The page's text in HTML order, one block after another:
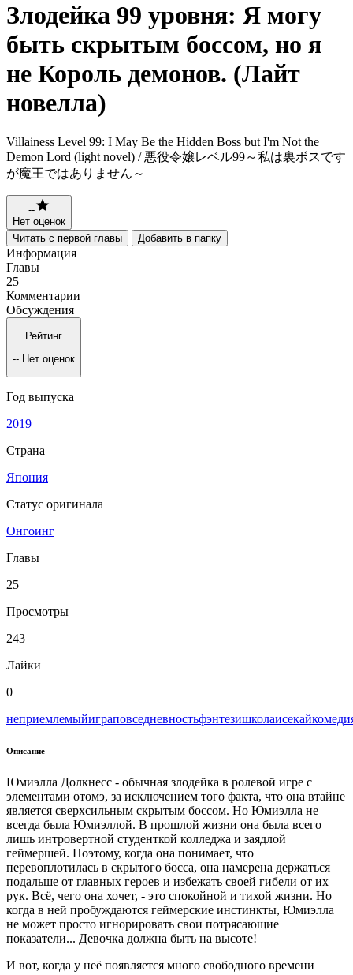
Злодейка 99 уровня: Я могу
быть скрытым боссом, но я
не Король демонов. (Лайт
новелла)
Villainess Level 99: I May Be the Hidden Boss but I'm Not the
Demon Lord (light novel) / 悪役令嬢レベル99～私は裏ボスです
が魔王ではありません～
--
Нет оценок
Читать с первой главы
Добавить в папку
Информация
Главы
25
Комментарии
Обсуждения
Рейтинг
-- Нет оценок
Год выпуска
2019
Страна
Япония
Статус оригинала
Онгоинг
Главы
25
Просмотры
243
Лайки
0
неприемлемыйиграповседневностьфэнтезишколаисекай
Описание
Юмиэлла Долкнесс - обычная злодейка в ролевой игре с
элементами отомэ, за исключением того факта, что она втайне
является сверхсильным скрытым боссом. Но Юмиэлла не
всегда была Юмиэллой. В прошлой жизни она была всего
лишь интровертной студенткой колледжа и заядлой
геймершей. Поэтому, когда она понимает, что
перевоплотилась в скрытого босса, она намерена держаться
подальше от главных героев и избежать своей гибели от их
рук. Всё, чего она хочет, - это спокойной и тихой жизни. Но
когда в ней пробуждаются геймерские инстинкты, Юмиэлла
не может просто игнорировать свои потрясающие
показатели... Девочка должна быть на высоте!
И вот, когда у неё появляется много свободного времени